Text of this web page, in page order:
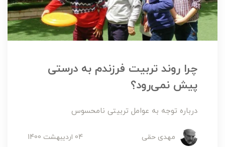
چرا روند تربیت فرزندم به درستی
پیش نمی‌رود؟
درباره توجه به عوامل تربیتی نامحسوس
مهدی حقی 04 ارديبهشت 1400